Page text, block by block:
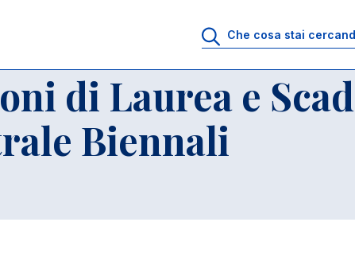
di Laurea e
Biennali